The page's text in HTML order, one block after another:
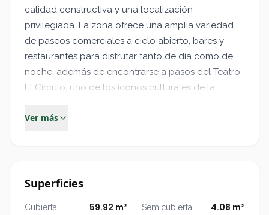
calidad constructiva y una localización
privilegiada. La zona ofrece una amplia variedad
de paseos comerciales a cielo abierto, bares y
restaurantes para disfrutar tanto de día como de
noche, además de encontrarse a pasos del Teatro
El Círculo, uno de los íconos culturales de la
laminado.
✓ Unidades con terrazas exclusivas.
Ver más
Superficies
Cubierta 59.92 m² Semicubierta 4.08 m²